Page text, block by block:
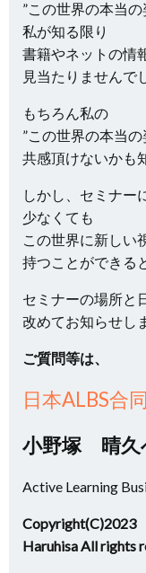
”この世界の本当の
私が知る限り
書籍やネットの情
見当たりませんで
もちろん私の
”この世界の本当の
共感頂けないかも
しかし、セミナー
少なくても
この世界に新しい
持つことができる
セミナーの場所と
改めてお知らせし
ご質問等は、
日本ALBS合
小野塚 晴久
Active Learning
Copyright(C)2023
Haruhisa All rights